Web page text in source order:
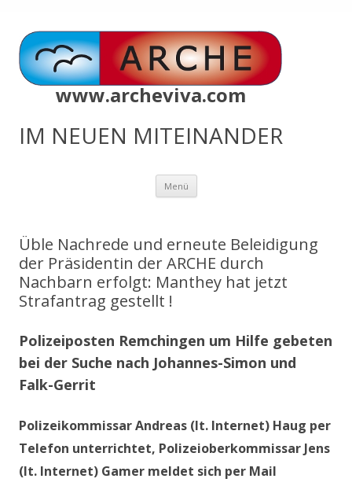
www.archeviva.com
IM NEUEN MITEINANDER
Menü Zum
springen
Üble Nachrede und erneute Beleidigung
der Präsidentin der ARCHE durch
Nachbarn erfolgt: Manthey hat jetzt
Strafantrag gestellt !
Polizeiposten Remchingen um Hilfe gebeten
bei der Suche nach Johannes-Simon und
Falk-Gerrit
Polizeikommissar Andreas (lt. Internet) Haug per
Telefon unterrichtet, Polizeioberkommissar Jens
(lt. Internet) Gamer meldet sich per Mail